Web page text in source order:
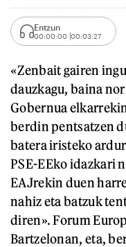
Entzun
00:00:00 00:03:27
«Zenbait gairen
dauzkagu, baina
Gobernua
berdin pentsatzen
batera iristeko
PSE-EEko idazkari
EAJrekin duen
nahiz eta batzuk
diren». Forum
Bartzelonan, eta,